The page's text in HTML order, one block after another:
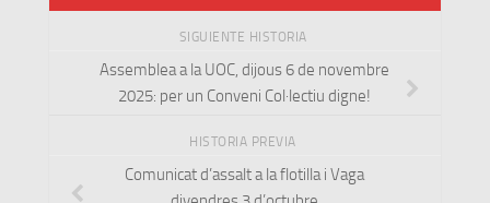
SIGUIENTE HISTORIA
Assemblea a la UOC, dijous 6 de novembre
2025: per un Conveni Col·lectiu digne!
HISTORIA PREVIA
Comunicat d’assalt a la flotilla i Vaga